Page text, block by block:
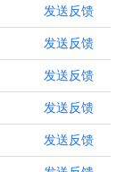
发送反馈
发送反馈
发送反馈
发送反馈
发送反馈